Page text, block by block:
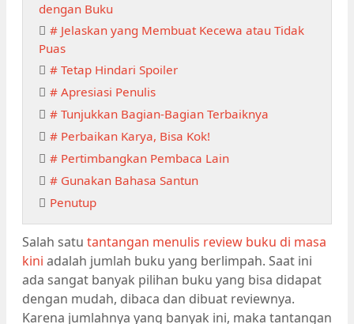
dengan Buku
# Jelaskan yang Membuat Kecewa atau Tidak
Puas
# Tetap Hindari Spoiler
# Apresiasi Penulis
# Tunjukkan Bagian-Bagian Terbaiknya
# Perbaikan Karya, Bisa Kok!
# Pertimbangkan Pembaca Lain
# Gunakan Bahasa Santun
Penutup
Salah satu tantangan menulis review buku di masa
kini adalah jumlah buku yang berlimpah. Saat ini
ada sangat banyak pilihan buku yang bisa didapat
dengan mudah, dibaca dan dibuat reviewnya.
Karena jumlahnya yang banyak ini, maka tantangan